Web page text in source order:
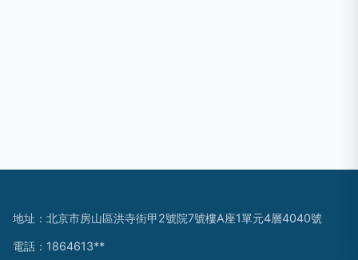
地址：北京市房山區洪寺街甲2號院7號樓A座1單元4層4040號
電話：1864613**